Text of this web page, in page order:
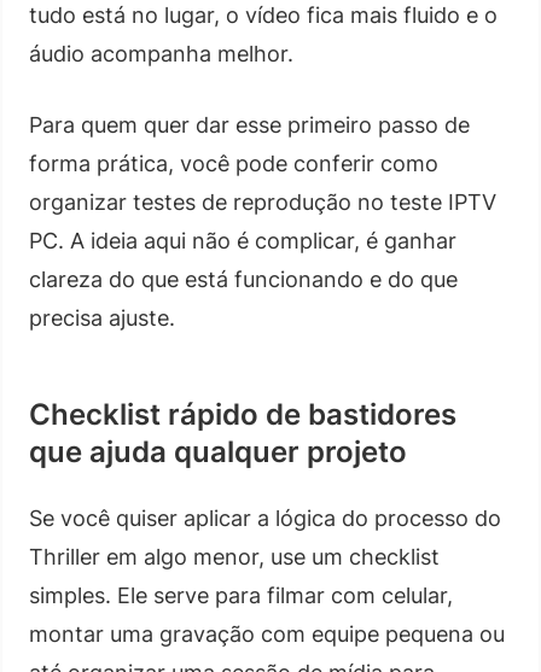
tudo está no lugar, o vídeo fica mais fluido e o
áudio acompanha melhor.
Para quem quer dar esse primeiro passo de
forma prática, você pode conferir como
organizar testes de reprodução no teste IPTV
PC. A ideia aqui não é complicar, é ganhar
clareza do que está funcionando e do que
precisa ajuste.
Checklist rápido de bastidores
que ajuda qualquer projeto
Se você quiser aplicar a lógica do processo do
Thriller em algo menor, use um checklist
simples. Ele serve para filmar com celular,
montar uma gravação com equipe pequena ou